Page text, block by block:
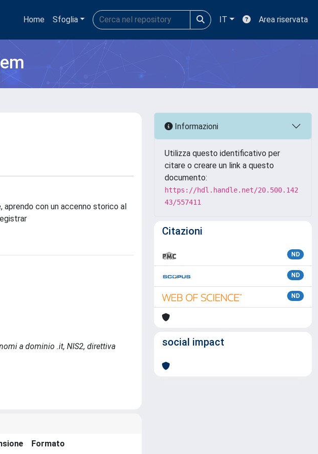
Home Sfoglia IT Area riservata
con un accenno storico al
a dominio .it, NIS2, direttiva
Formato
Informazioni
Utilizza questo identificativo per
citare o creare un link a questo
documento:
https://hdl.handle.net/20.500.142
43/557411
Citazioni
ND
ND
ND
social impact